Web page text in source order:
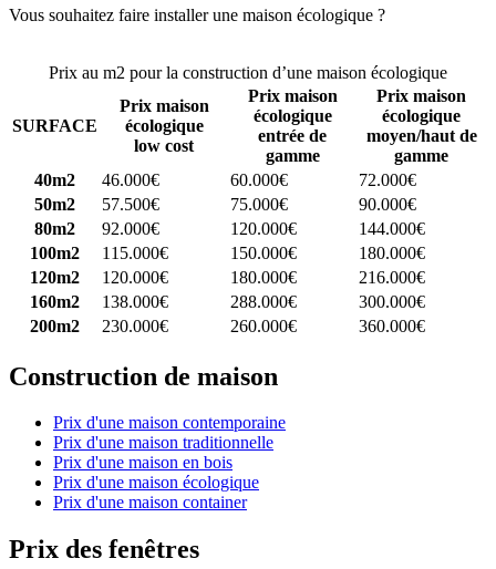
Vous souhaitez faire installer une maison écologique ?
Prix au m2 pour la construction d’une maison écologique
SURFACE
Prix maison
écologique
low cost
Prix maison
écologique
entrée de
gamme
Prix maison
écologique
moyen/haut de
gamme
40m2
46.000€ 60.000€
72.000€
50m2
57.500€ 75.000€
90.000€
80m2
92.000€ 120.000€
144.000€
100m2
115.000€ 150.000€
180.000€
120m2
120.000€ 180.000€
216.000€
160m2
138.000€ 288.000€
300.000€
200m2
230.000€ 260.000€ 360.000€
Construction de maison
Prix d'une maison contemporaine
Prix d'une maison traditionnelle
Prix d'une maison en bois
Prix d'une maison écologique
Prix d'une maison container
Prix des fenêtres